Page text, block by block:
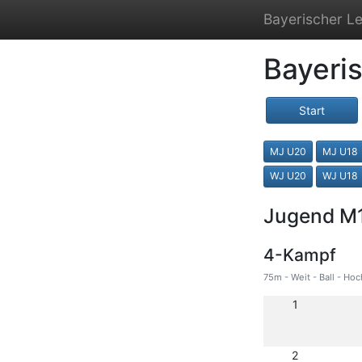
Bayerischer
Start
MJ U20 MJ U18
WJ U20 WJ U18
Jugend
4-Kampf
75m - Weit - Ball -
1
2